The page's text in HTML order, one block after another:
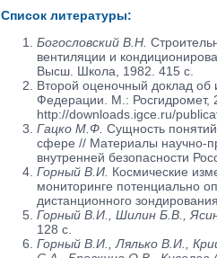
Список литературы:
Богословский В.Н.
вентиляции и
Высш. Школа, 1982. 415 с.
Второй оценочный доклад об
Федерации. М.: Росгидромет,
http://downloads.igce.ru/
Гацко М.Ф. Сущность
сфере // Материалы научно-
внутренней безопасности
Горный В.И. Космические
мониторинге потенциально
дистанционного
Горный В.И., Шилин Б.В.,
128 с.
Горный В.И., Лялько В.И.,